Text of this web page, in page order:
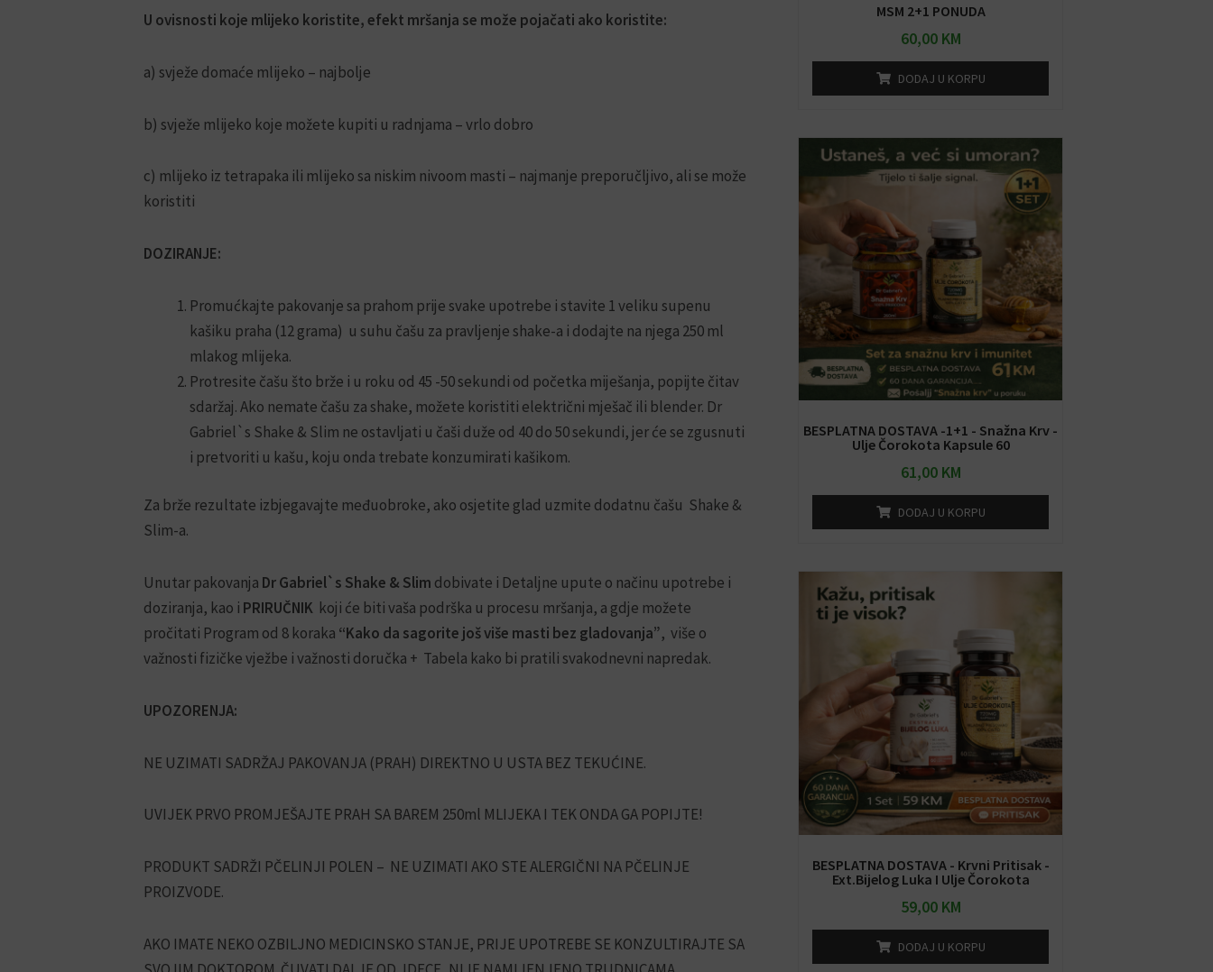
U ovisnosti koje mlijeko koristite, efekt mršanja se može pojačati ako koristite:
a) svježe domaće mlijeko – najbolje
b) svježe mlijeko koje možete kupiti u radnjama – vrlo dobro
c) mlijeko iz tetrapaka ili mlijeko sa niskim nivoom masti – najmanje preporučljivo, ali se može
koristiti
DOZIRANJE:
Promućkajte pakovanje sa prahom prije svake upotrebe i stavite 1 veliku supenu
kašiku praha (12 grama) u suhu čašu za pravljenje shake-a i dodajte na njega 250 ml
mlakog mlijeka.
Protresite čašu što brže i u roku od 45 -50 sekundi od početka miješanja, popijte čitav
sdaržaj. Ako nemate čašu za shake, možete koristiti električni mješač ili blender. Dr
Gabriel`s Shake & Slim ne ostavljati u čaši duže od 40 do 50 sekundi, jer će se zgusnuti
i pretvoriti u kašu, koju onda trebate konzumirati kašikom.
Za brže rezultate izbjegavajte međuobroke, ako osjetite glad uzmite dodatnu čašu Shake &
Slim-a.
Unutar pakovanja Dr Gabriel`s Shake & Slim dobivate i Detaljne upute o načinu upotrebe i
doziranja, kao i PRIRUČNIK koji će biti vaša podrška u procesu mršanja, a gdje možete
pročitati Program od 8 koraka “Kako da sagorite još više masti bez gladovanja”, više o
važnosti fizičke vježbe i važnosti doručka + Tabela kako bi pratili svakodnevni napredak.
UPOZORENJA:
NE UZIMATI SADRŽAJ PAKOVANJA (PRAH) DIREKTNO U USTA BEZ TEKUĆINE.
UVIJEK PRVO PROMJEŠAJTE PRAH SA BAREM 250ml MLIJEKA I TEK ONDA GA POPIJTE!
PRODUKT SADRŽI PČELINJI POLEN – NE UZIMATI AKO STE ALERGIČNI NA PČELINJE
PROIZVODE.
AKO IMATE NEKO OZBILJNO MEDICINSKO STANJE, PRIJE UPOTREBE SE KONZULTIRAJTE SA
MSM 2+1 PONUDA
60,00 KM
DODAJ U KORPU
BESPLATNA DOSTAVA -1+1 - Snažna Krv -
Ulje Čorokota Kapsule 60
61,00 KM
DODAJ U KORPU
BESPLATNA DOSTAVA - Krvni Pritisak -
Ext.Bijelog Luka I Ulje Čorokota
59,00 KM
DODAJ U KORPU